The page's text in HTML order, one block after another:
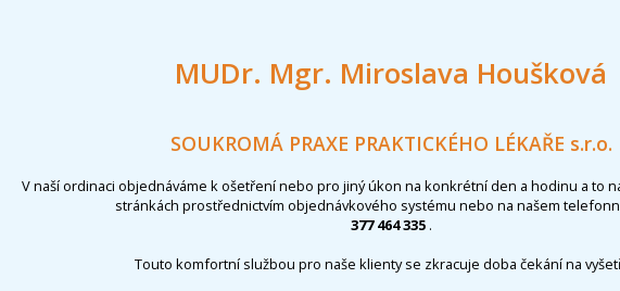
MUDr. Mgr. Miroslava Houšková
SOUKROMÁ PRAXE PRAKTICKÉHO LÉKAŘE s.r.o.
V naší ordinaci objednáváme k ošetření nebo pro jiný úkon na konkrétní den a hodinu a to
stránkách prostřednictvím objednávkového systému nebo na našem
377 464 335 .
Touto komfortní službou pro naše klienty se zkracuje doba čekání na